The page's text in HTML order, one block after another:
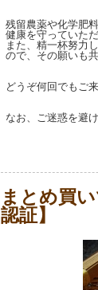
残留農薬や化学肥
健康を守っていた
また、精一杯努力
ので、その願いも
どうぞ何回でもご
なお、ご迷惑を避
まとめ買
認証】